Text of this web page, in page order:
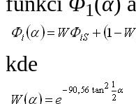
1
kde